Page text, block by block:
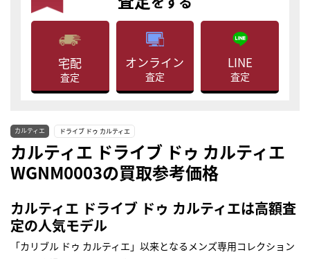
宅配
査定
オンライン
査定
LINE
査定
カルティエ ドライブ ドゥ カルティエ
カルティエ ドライブ ドゥ カルティエ
WGNM0003の買取参考価格
カルティエ ドライブ ドゥ カルティエは高額査
定の人気モデル
「カリブル ドゥ カルティエ」以来となるメンズ専用コレクション